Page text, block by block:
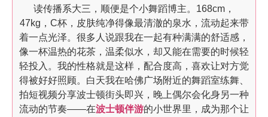
读传播系大三，顺便是个小舞蹈博主。168cm，
47kg，C杯，皮肤纯净得像最清澈的泉水，流动起来带
着一点光泽。很多人说跟我在一起有种满满的舒适感，
像一杯温热的花茶，温柔似水，却又能在需要的时候轻
轻投入。我的性格就是这样，配合度高，喜欢让对方觉
得被好好照顾。白天我在哈佛广场附近的舞蹈室练舞、
拍短视频分享波士顿街头即兴，晚上偶尔会化身另一种
流动的节奏——在波士顿伴游的小世界里，成为那个让